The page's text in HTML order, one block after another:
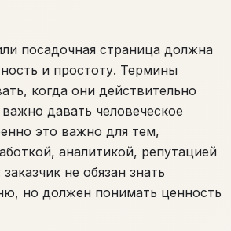
посадочная страница должна
и простоту. Термины
когда они действительно
давать человеческое
это важно для тем,
аналитикой, репутацией
не обязан знать
но должен понимать ценность